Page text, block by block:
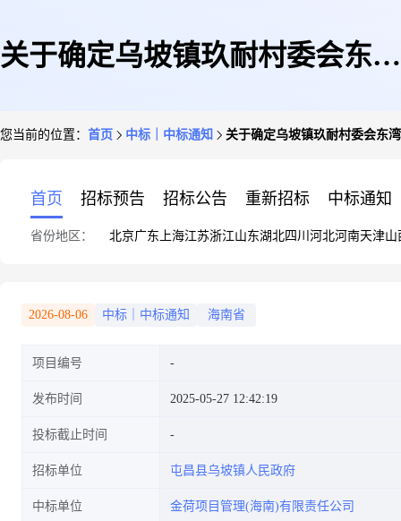
关于确定乌坡镇玖耐村委会东湾
您当前的位置： 首页 中标｜中标通知 关于确定乌坡镇玖耐村委会东
首页 招标预告 招标公告 重新招标 中标通知
省份地区： 北京广东 上海江苏浙江山东湖北四川 河北河南天津山
2026-08-06 中标｜中标通知 海南省
项目编号
发布时间 2025-05-27 12:42:19
投标截止时间
招标单位 屯昌县乌坡镇人民政府
中标单位 金荷项目管理(海南)有限责任公司